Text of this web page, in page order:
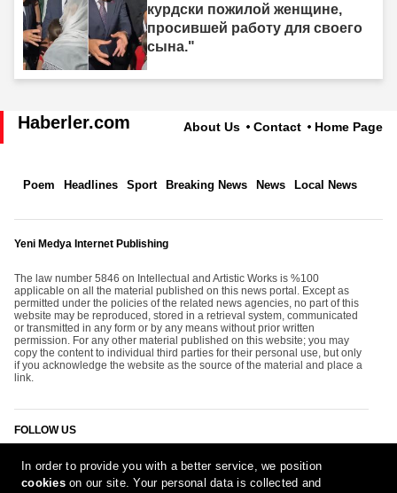
курдски пожилой женщине,
просившей работу для своего
сына."
Haberler.com About Us Contact Home Page
Poem Headlines Sport Breaking News News Local News
Yeni Medya Internet Publishing
The law number 5846 on Intellectual and Artistic Works is %100
applicable on all the material published on this news portal. Except as
permitted under the policies of the related news agencies, no part of this
website may be reproduced, stored in a retrieval system, communicated
or transmitted in any form or by any means without prior written
permission. For any other material published on this website; you may
copy the content to individual third parties for their personal use, but only
if you acknowledge the website as the source of the material and place a
link.
FOLLOW US
In order to provide you with a better service, we position
cookieson our site. Your personal data is collected and